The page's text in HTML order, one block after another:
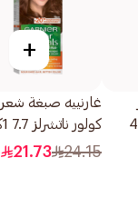
صبغة شعر بني رقم 4
+
غارنييه صبغة شعر
كولور ناتشرلز 7.7 1كبسولة
24.15
21.73